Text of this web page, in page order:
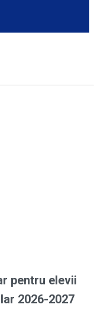
pentru elevii
2026-2027